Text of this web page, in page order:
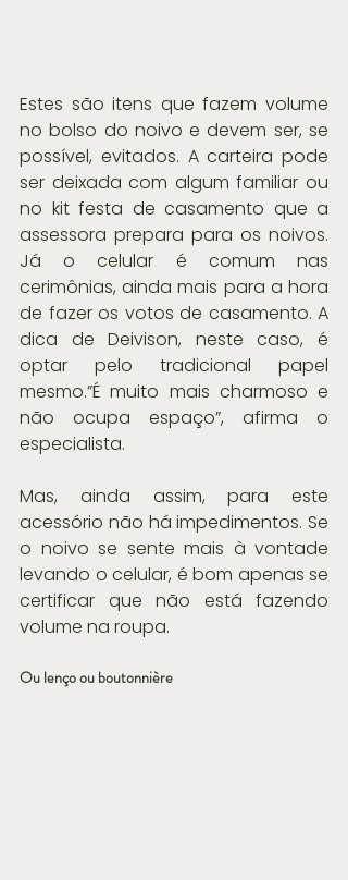
Estes são itens que fazem volume
no bolso do noivo e devem ser, se
possível, evitados. A carteira pode
ser deixada com algum familiar ou
no kit festa de casamento que a
assessora prepara para os noivos.
Já o celular é comum nas
cerimônias, ainda mais para a hora
de fazer os votos de casamento. A
dica de Deivison, neste caso, é
optar pelo tradicional papel
mesmo.”É muito mais charmoso e
não ocupa espaço”, afirma o
especialista.
Mas, ainda assim, para este
acessório não há impedimentos. Se
o noivo se sente mais à vontade
levando o celular, é bom apenas se
certificar que não está fazendo
volume na roupa.
Ou lenço ou boutonnière